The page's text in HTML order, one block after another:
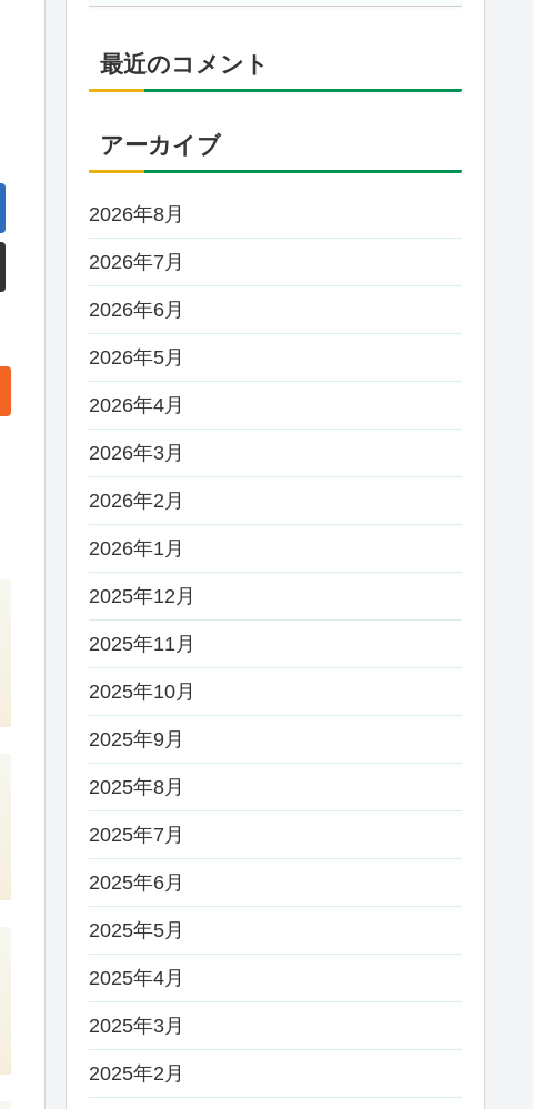
最近のコメント
アーカイブ
2026年8月
2026年7月
2026年6月
2026年5月
2026年4月
2026年3月
2026年2月
2026年1月
2025年12月
2025年11月
2025年10月
2025年9月
2025年8月
2025年7月
2025年6月
2025年5月
2025年4月
2025年3月
2025年2月